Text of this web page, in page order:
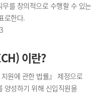
를 창의적으로 수행할 수 있는
로한다.
이란?
원에 관한 법률』 제정으로
양성하기 위해 신입직원을